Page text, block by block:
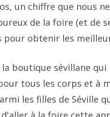
un chiffre que nous
de la foire (et de
pour obtenir les
boutique sévillane
tous les corps et à
les filles de Séville